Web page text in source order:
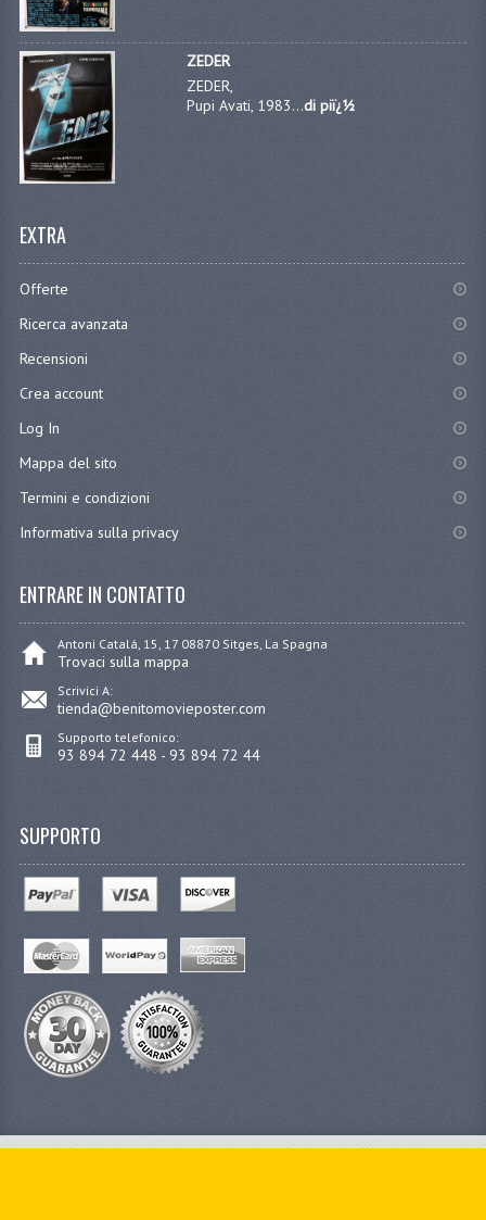
ZEDER
ZEDER,
Pupi Avati, 1983...di piï¿½
EXTRA
Offerte
Ricerca avanzata
Recensioni
Crea account
Log In
Mappa del sito
Termini e condizioni
Informativa sulla privacy
ENTRARE IN CONTATTO
Antoni Catalá, 15, 17 08870 Sitges, La Spagna
Trovaci sulla mappa
Scrivici A:
tienda@benitomovieposter.com
Supporto telefonico:
93 894 72 448 - 93 894 72 44
SUPPORTO